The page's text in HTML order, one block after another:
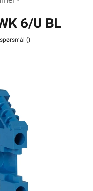
6/U BL
()